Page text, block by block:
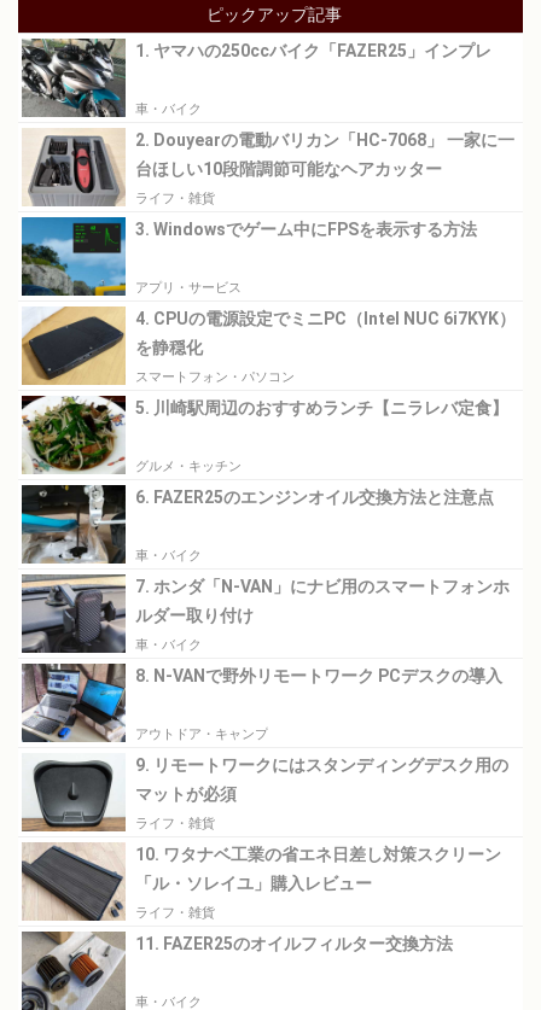
ピックアップ記事
1. ヤマハの250ccバイク「FAZER25」インプレ
車・バイク
2. Douyearの電動バリカン「HC-7068」 一家に一
台ほしい10段階調節可能なヘアカッター
ライフ・雑貨
3. Windowsでゲーム中にFPSを表示する方法
アプリ・サービス
4. CPUの電源設定でミニPC（Intel NUC 6i7KYK）
を静穏化
スマートフォン・パソコン
5. 川崎駅周辺のおすすめランチ【ニラレバ定食】
グルメ・キッチン
6. FAZER25のエンジンオイル交換方法と注意点
車・バイク
7. ホンダ「N-VAN」にナビ用のスマートフォンホ
ルダー取り付け
車・バイク
8. N-VANで野外リモートワーク PCデスクの導入
アウトドア・キャンプ
9. リモートワークにはスタンディングデスク用の
マットが必須
ライフ・雑貨
10. ワタナベ工業の省エネ日差し対策スクリーン
「ル・ソレイユ」購入レビュー
ライフ・雑貨
11. FAZER25のオイルフィルター交換方法
車・バイク